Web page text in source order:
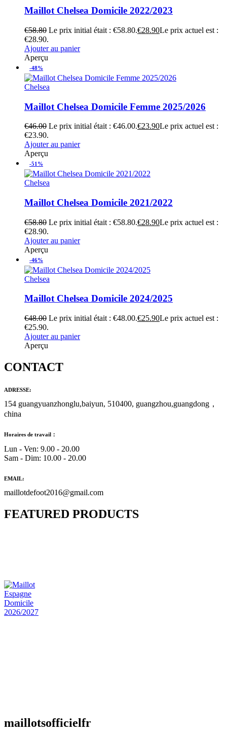
Maillot Chelsea Domicile 2022/2023
€58.80 Le prix initial était : €58.80.€28.90Le prix actuel est :
€28.90.
Ajouter au panier
Aperçu
-48%
Chelsea
Maillot Chelsea Domicile Femme 2025/2026
€46.00 Le prix initial était : €46.00.€23.90Le prix actuel est :
€23.90.
Ajouter au panier
Aperçu
-51%
Chelsea
Maillot Chelsea Domicile 2021/2022
€58.80 Le prix initial était : €58.80.€28.90Le prix actuel est :
€28.90.
Ajouter au panier
Aperçu
-46%
Chelsea
Maillot Chelsea Domicile 2024/2025
€48.00 Le prix initial était : €48.00.€25.90Le prix actuel est :
€25.90.
Ajouter au panier
Aperçu
CONTACT
ADRESSE:
154 guangyuanzhonglu,baiyun, 510400, guangzhou,guangdong，
china
Horaires de travail：
Lun - Ven: 9.00 - 20.00
Sam - Dim: 10.00 - 20.00
EMAIL:
maillotdefoot2016@gmail.com
FEATURED PRODUCTS
maillotsofficielfr